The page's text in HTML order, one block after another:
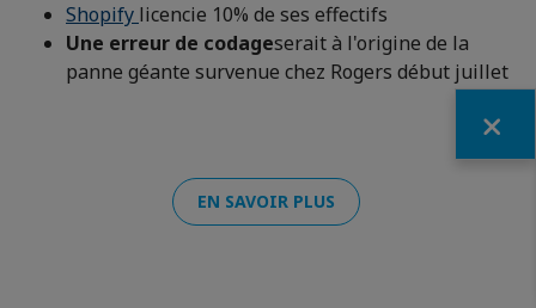
Shopify licencie 10% de ses effectifs
Une erreur de codageserait à l'origine de la
panne géante survenue chez Rogers début juillet
EN SAVOIR PLUS